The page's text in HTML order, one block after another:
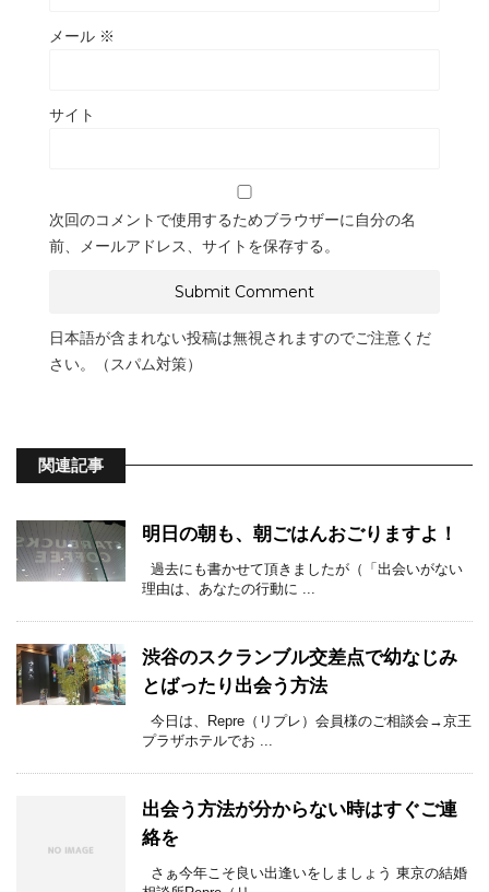
メール ※
サイト
次回のコメントで使用するためブラウザーに自分の名
前、メールアドレス、サイトを保存する。
日本語が含まれない投稿は無視されますのでご注意くだ
さい。（スパム対策）
関連記事
明日の朝も、朝ごはんおごりますよ！
過去にも書かせて頂きましたが（「出会いがない
理由は、あなたの行動に ...
渋谷のスクランブル交差点で幼なじみ
とばったり出会う方法
今日は、Repre（リプレ）会員様のご相談会→京王
プラザホテルでお ...
出会う方法が分からない時はすぐご連
絡を
さぁ今年こそ良い出逢いをしましょう 東京の結婚